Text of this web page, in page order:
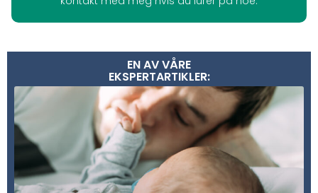
EN AV VÅRE
EKSPERTARTIKLER: